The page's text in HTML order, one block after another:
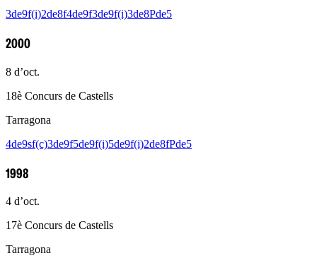
3de9f(i)2de8f4de9f3de9f(i)3de8Pde5
2000
8 d’oct.
18è Concurs de Castells
Tarragona
4de9sf(c)3de9f5de9f(i)5de9f(i)2de8fPde5
1998
4 d’oct.
17è Concurs de Castells
Tarragona